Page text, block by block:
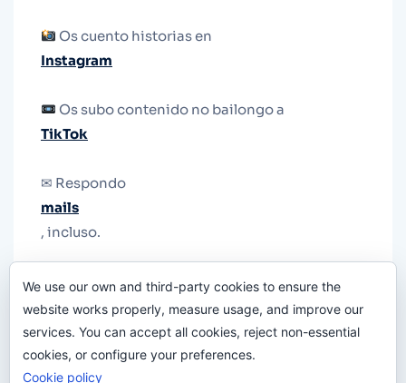
Os cuento historias en
Instagram
Os subo contenido no bailongo a
TikTok
✉ Respondo
mails
, incluso.
le quiten el teléfono.
We use our own and third-party cookies to ensure the
website works properly, measure usage, and improve our
services. You can accept all cookies, reject non-essential
cookies, or configure your preferences.
Cookie policy